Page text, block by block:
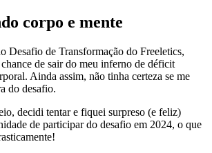
corpo e mente
Desafio de Transformação do Freeletics,
de sair do meu inferno de déficit
Ainda assim, não tinha certeza se me
do desafio.
decidi tentar e fiquei surpreso (e feliz)
de participar do desafio em 2024, o que